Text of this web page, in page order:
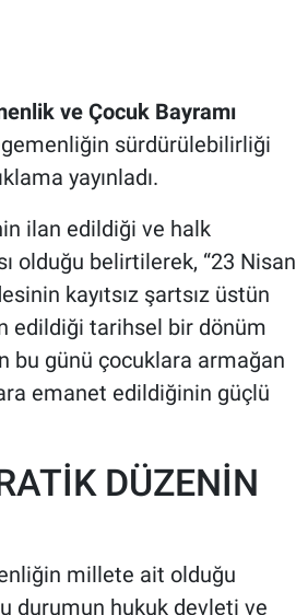
ve Çocuk Bayramı
sürdürülebilirliği
yayınladı.
ilan edildiği ve halk
olduğu belirtilerek, “23 Nisan
kayıtsız şartsız üstün
edildiği tarihsel bir dönüm
bu günü çocuklara armağan
emanet edildiğinin güçlü
DÜZENİN
millete ait olduğu
durumun hukuk devleti ve